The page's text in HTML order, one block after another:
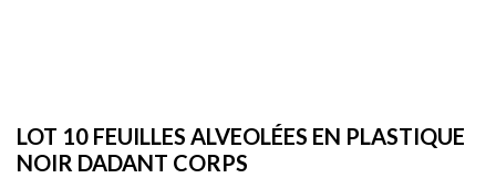
LOT 10 FEUILLES ALVEOLÉES EN PLASTIQUE
NOIR DADANT CORPS